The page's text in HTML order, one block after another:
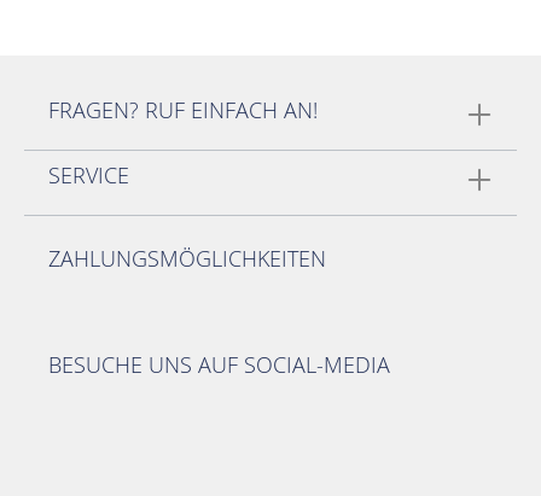
FRAGEN? RUF EINFACH AN!
SERVICE
ZAHLUNGSMÖGLICHKEITEN
BESUCHE UNS AUF SOCIAL-MEDIA